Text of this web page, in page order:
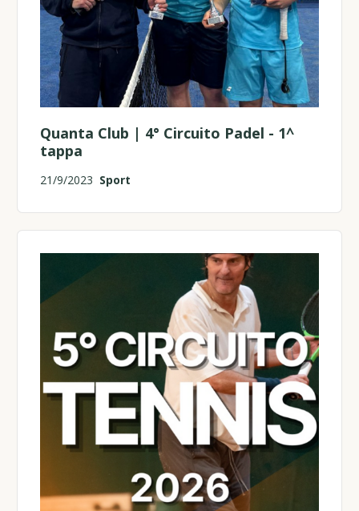
Quanta Club | 4° Circuito Padel - 1^
tappa
21/9/2023 Sport